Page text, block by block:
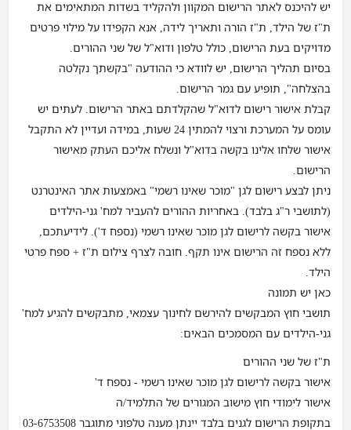
יש להיכנס לאתר הרישום המקוון ולהקליד בשדות המתאימים את
ת"ז של הילד, ת"ז הורה ותאריך לידה, אנא הקפידו על מילוי פרטים
מדויקים בעת הרישום, כולל טלפון ודוא"ל של שני ההורים.
בסיום תהליך הרישום, יש לוודא כי ההודעה "בקשתך נקלטה
בהצלחה", תופיע עם גמר הרישום.
קבלת אישור רישום לדוא"ל שהקלדתם באתר הרישום. לעתים יש
עומס על המערכת ורצוי להמתין 24 שעות, במידה ועדיין לא התקבל
אישור שלחו אלינו בקשה בדוא"ל ונשלח אליכם העתק מאישור
הרישום.
ניתן לבצע רישום לגן "מוכר שאינו רשמי" באמצעות אתר האינטרנט
(לתושבי ר"ג בלבד). באחריות ההורים להעביר למח' גני-הילדים
אישור בקשה לרישום לגן מוכר שאינו רשמי (נספח ד'). לידיעתכם,
ללא נספח זה הרישום אינו תקף. חובה לצרף צילום ת"ז + ספח פרטי
הילד.
כאן יש תמונה
תושבי חוץ המבקשים להירשם לחינוך עצמאי, מתבקשים להגיע למח'
גני-הילדים עם המסמכים הבאים:
ת"ז של שני ההורים
אישור בקשה לרישום לגן מוכר שאינו רשמי - נספח ד'
אישור לימודי חוץ מישוב המגורים של התלמיד/ה
בתקופת הרישום לגנים בלבד יינתן מענה טלפוני מתוגבר 03-6753508